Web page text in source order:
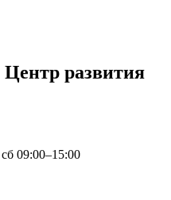
развития
09:00–15:00